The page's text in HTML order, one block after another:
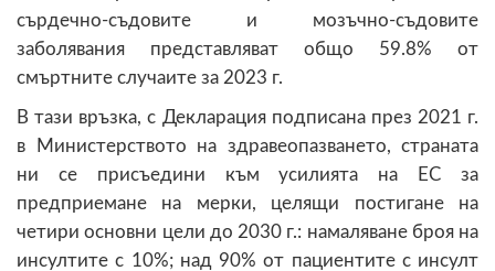
сърдечно-съдовите и мозъчно-съдовите
заболявания представляват общо 59.8% от
смъртните случаите за 2023 г.
В тази връзка, с Декларация подписана през 2021 г.
в Министерството на здравеопазването, страната
ни се присъедини към усилията на ЕС за
предприемане на мерки, целящи постигане на
четири основни цели до 2030 г.: намаляване броя на
инсултите с 10%; над 90% от пациентите с инсулт